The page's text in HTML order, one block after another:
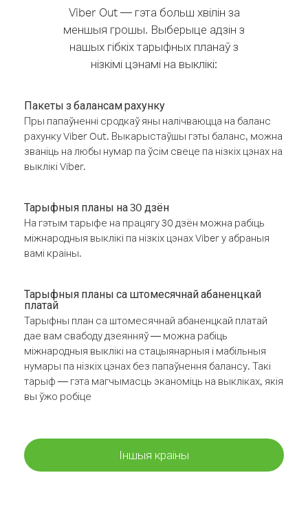
Viber Out — гэта больш хвілін за
меншыя грошы. Выберыце адзін з
нашых гібкіх тарыфных планаў з
нізкімі цэнамі на выклікі:
Пакеты з балансам рахунку
Пры папаўненні сродкаў яны налічваюцца на баланс
рахунку Viber Out. Выкарыстаўшы гэты баланс, можна
званіць на любы нумар па ўсім свеце па нізкіх цэнах на
выклікі Viber.
Тарыфныя планы на 30 дзён
На гэтым тарыфе на працягу 30 дзён можна рабіць
міжнародныя выклікі па нізкіх цэнах Viber у абраныя
вамі краіны.
Тарыфныя планы са штомесячнай абаненцкай
платай
Тарыфны план са штомесячнай абаненцкай платай
дае вам свабоду дзеянняў — можна рабіць
міжнародныя выклікі на стацыянарныя і мабільныя
нумары па нізкіх цэнах без папаўнення балансу. Такі
тарыф — гэта магчымасць эканоміць на выкліках, якія
вы ўжо робіце
Іншыя краіны